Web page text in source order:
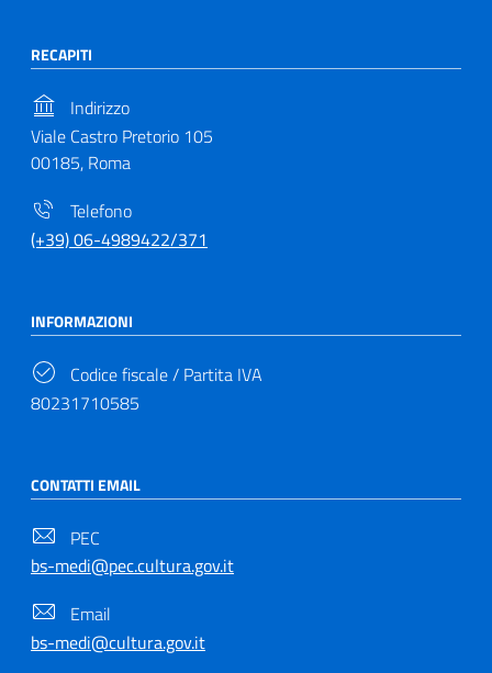
RECAPITI
Indirizzo
Viale Castro Pretorio 105
00185, Roma
Telefono
(+39) 06-4989422/371
INFORMAZIONI
Codice fiscale / Partita IVA
80231710585
CONTATTI EMAIL
PEC
bs-medi@pec.cultura.gov.it
Email
bs-medi@cultura.gov.it